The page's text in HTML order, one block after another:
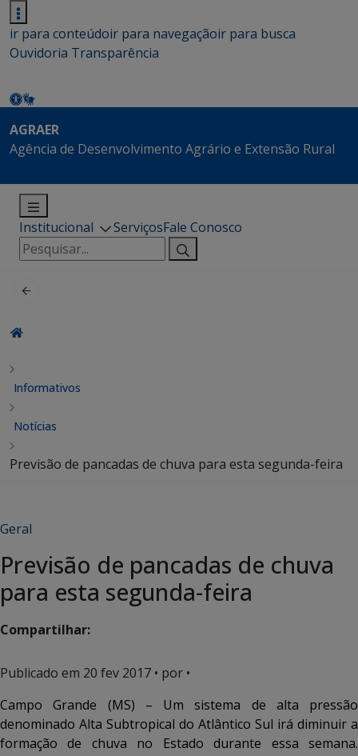
ir para conteúdoir para navegaçãoir para busca
Ouvidoria Transparência
AGRAER
Agência de Desenvolvimento Agrário e Extensão Rural
Institucional ServiçosFale Conosco
Pesquisar
por:
Informativos
Notícias
Previsão de pancadas de chuva para esta segunda-feira
Geral
Previsão de pancadas de chuva
para esta segunda-feira
Compartilhar:
Publicado em 20 fev 2017 • por •
Campo Grande (MS) – Um sistema de alta pressão
denominado Alta Subtropical do Atlântico Sul irá diminuir a
formação de chuva no Estado durante essa semana.